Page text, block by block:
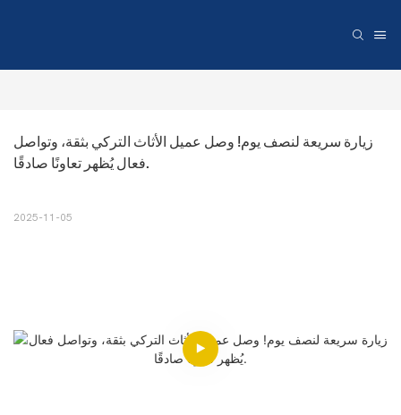
زيارة سريعة لنصف يوم! وصل عميل الأثاث التركي بثقة، وتواصل
فعال يُظهر تعاونًا صادقًا.
2025-11-05